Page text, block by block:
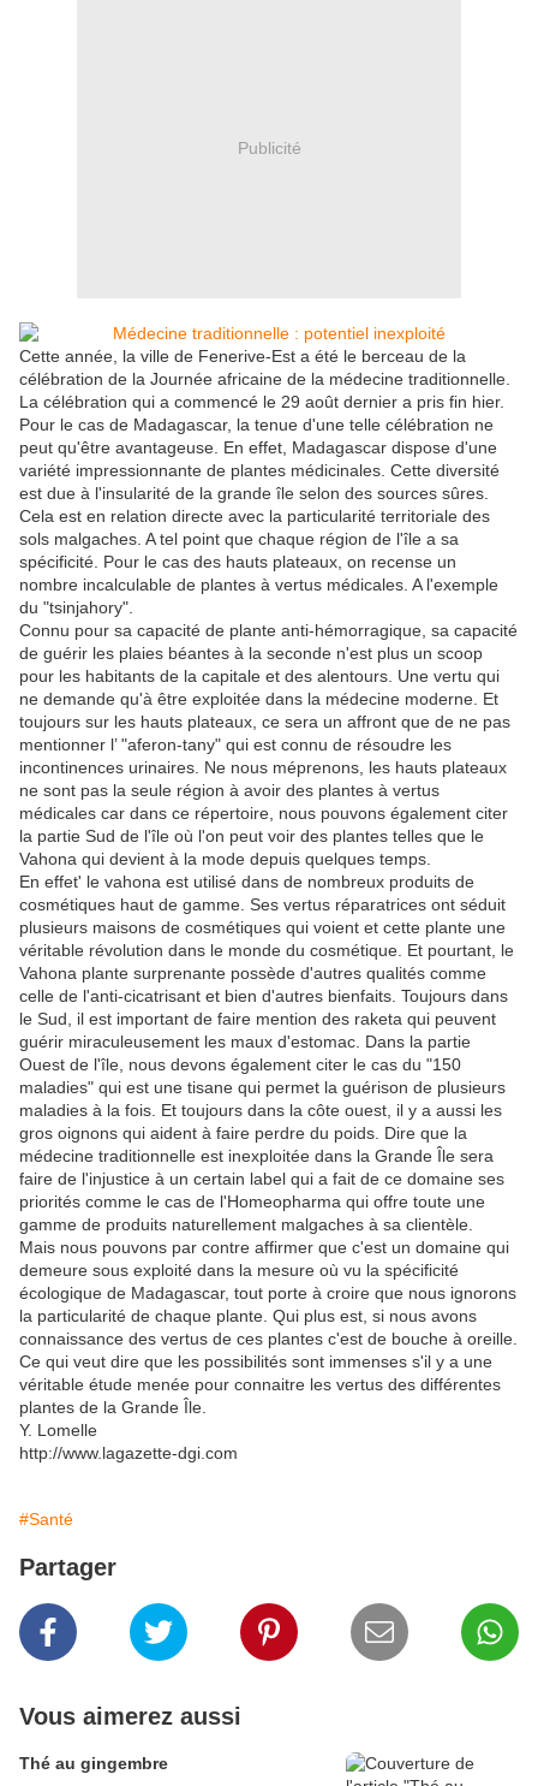
Publicité
Cette année, la ville de Fenerive-Est a été le berceau de la
célébration de la Journée africaine de la médecine traditionnelle.
La célébration qui a commencé le 29 août dernier a pris fin hier.
Pour le cas de Madagascar, la tenue d'une telle célébration ne
peut qu'être avantageuse. En effet, Madagascar dispose d'une
variété impressionnante de plantes médicinales. Cette diversité
est due à l'insularité de la grande île selon des sources sûres.
Cela est en relation directe avec la particularité territoriale des
sols malgaches. A tel point que chaque région de l'île a sa
spécificité. Pour le cas des hauts plateaux, on recense un
nombre incalculable de plantes à vertus médicales. A l'exemple
du "tsinjahory".
Connu pour sa capacité de plante anti-hémorragique, sa capacité
de guérir les plaies béantes à la seconde n'est plus un scoop
pour les habitants de la capitale et des alentours. Une vertu qui
ne demande qu'à être exploitée dans la médecine moderne. Et
toujours sur les hauts plateaux, ce sera un affront que de ne pas
mentionner l’ "aferon-tany" qui est connu de résoudre les
incontinences urinaires. Ne nous méprenons, les hauts plateaux
ne sont pas la seule région à avoir des plantes à vertus
médicales car dans ce répertoire, nous pouvons également citer
la partie Sud de l'île où l'on peut voir des plantes telles que le
Vahona qui devient à la mode depuis quelques temps.
En effet' le vahona est utilisé dans de nombreux produits de
cosmétiques haut de gamme. Ses vertus réparatrices ont séduit
plusieurs maisons de cosmétiques qui voient et cette plante une
véritable révolution dans le monde du cosmétique. Et pourtant, le
Vahona plante surprenante possède d'autres qualités comme
celle de l'anti-cicatrisant et bien d'autres bienfaits. Toujours dans
le Sud, il est important de faire mention des raketa qui peuvent
guérir miraculeusement les maux d'estomac. Dans la partie
Ouest de l'île, nous devons également citer le cas du "150
maladies" qui est une tisane qui permet la guérison de plusieurs
maladies à la fois. Et toujours dans la côte ouest, il y a aussi les
gros oignons qui aident à faire perdre du poids. Dire que la
médecine traditionnelle est inexploitée dans la Grande Île sera
faire de l'injustice à un certain label qui a fait de ce domaine ses
priorités comme le cas de l'Homeopharma qui offre toute une
gamme de produits naturellement malgaches à sa clientèle.
Mais nous pouvons par contre affirmer que c'est un domaine qui
demeure sous exploité dans la mesure où vu la spécificité
écologique de Madagascar, tout porte à croire que nous ignorons
la particularité de chaque plante. Qui plus est, si nous avons
connaissance des vertus de ces plantes c'est de bouche à oreille.
Ce qui veut dire que les possibilités sont immenses s'il y a une
véritable étude menée pour connaitre les vertus des différentes
plantes de la Grande Île.
Y. Lomelle
http://www.lagazette-dgi.com
#Santé
Partager
Vous aimerez aussi
Thé au gingembre